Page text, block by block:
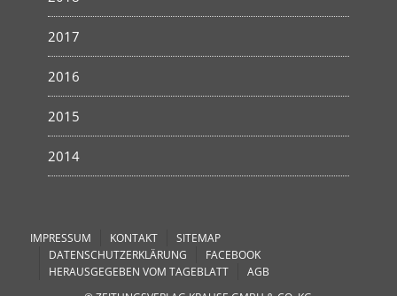
2017
2016
2015
2014
IMPRESSUM KONTAKT
SITEMAP
DATENSCHUTZERKLÄRUNG
FACEBOOK
HERAUSGEGEBEN VOM TAGEBLATT
AGB